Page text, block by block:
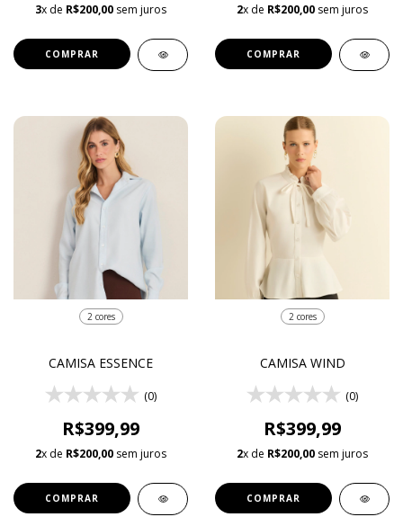
3x de R$200,00 sem juros
COMPRAR
2x de R$200,00 sem juros
COMPRAR
2 cores
CAMISA ESSENCE
(0)
R$399,99
2x de R$200,00 sem juros
COMPRAR
2 cores
CAMISA WIND
(0)
R$399,99
2x de R$200,00 sem juros
COMPRAR